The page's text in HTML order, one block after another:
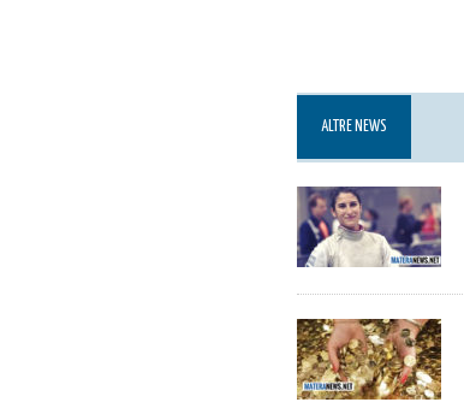
ALTRE NEWS